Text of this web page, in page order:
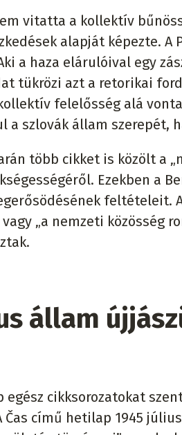
vitatta a kollektív
alapját képezte. A
a haza elárulóival egy
tükrözi azt a retorikai
felelősség alá
a szlovák állam szerepét,
több cikket is közölt a
Ezekben a
feltételeit.
vagy „a nemzeti közösség
állam
egész cikksorozatokat
Čas című hetilap 1945